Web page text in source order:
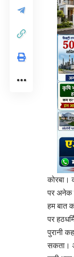
कोरबा।
पर अनेक
हम बात
पर
पुरानी
सकता।